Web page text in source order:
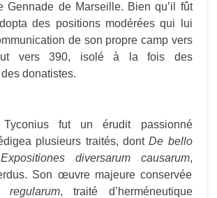
Gennade de Marseille. Bien qu’il fût
des positions modérées qui lui
de son propre camp vers
vers 390, isolé à la fois des
donatistes.
fut un érudit passionné
plusieurs traités, dontDe bello
Expositiones diversarum causarum,
Son œuvre majeure conservée
regularum, traité d’herméneutique